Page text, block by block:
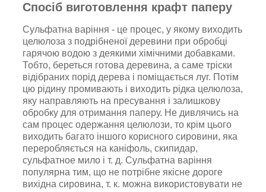
Спосіб виготовлення крафт паперу
Сульфатна варіння - це процес, у якому виходить
целюлоза з подрібненої деревини при обробці
гарячою водою з деякими хімічними добавками.
Тобто, береться готова деревина, a саме тріски
відібраних порід дерева і поміщається луг. Потім
цю рідину промивають і виходить рідка целюлоза,
яку направляють на пресування і залишкову
обробку для отримання паперу. Не дивлячись на
сам процес одержання целюлози, то крім цього
виходить багато іншого корисного сировини, яка
переробляється на каніфоль, скипидар,
сульфатное мило і т. д. Сульфатна варіння
популярна тим, що не потрібне якісне дороге
вихідна сировина, т. к. можна використовувати не